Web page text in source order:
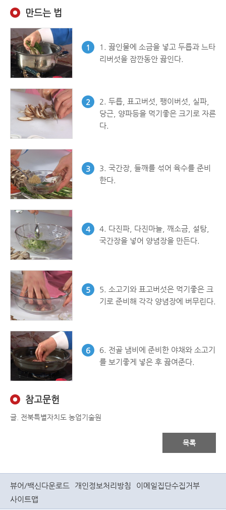
만드는 법
1
1. 끓인물에 소금을 넣고 두릅과 느타
리버섯을 잠깐동안 끓인다.
2
2. 두릅, 표고버섯, 팽이버섯, 실파,
당근, 양파등을 먹기좋은 크기로 자른
다.
3
3. 국간장, 들깨를 섞어 육수를 준비
한다.
4
4. 다진파, 다진마늘, 깨소금, 설탕,
국간장을 넣어 양념장을 만든다.
5
5. 소고기와 표고버섯은 먹기좋은 크
기로 준비해 각각 양념장에 버무린다.
6
6. 전골 냄비에 준비한 야채와 소고기
를 보기좋게 넣은 후 끓여준다.
참고문헌
글. 전북특별자치도 농업기술원
목록
뷰어/백신다운로드 개인정보처리방침
이메일집단수집거부
사이트맵